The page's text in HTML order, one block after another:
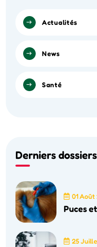
Actualités
News
Santé
Derniers dossiers
01 Août
Puces
25